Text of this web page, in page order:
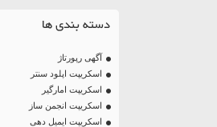
دسته بندی ها
آگهی رپورتاژ
اسکریپت اپلود سنتر
اسکریپت امارگیر
اسکریپت انجمن ساز
اسکریپت ایمیل دهی